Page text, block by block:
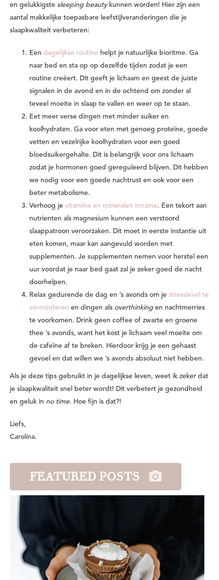
en gelukkigste sleeping beautykunnen worden! Hier zijn een
aantal makkelijke toepasbare leefstijlveranderingen die je
slaapkwaliteit verbeteren:
Een dagelijkse routine helpt je natuurlijke bioritme. Ga
naar bed en sta op op dezelfde tijden zodat je een
routine creëert. Dit geeft je lichaam en geest de juiste
signalen in de avond en in de ochtend om zonder al
teveel moeite in slaap te vallen en weer op te staan.
Eet meer verse dingen met minder suiker en
koolhydraten. Ga voor eten met genoeg proteïne, goede
vetten en vezelrijke koolhydraten voor een goed
bloedsuikergehalte. Dit is belangrijk voor ons lichaam
zodat je hormonen goed gereguleerd blijven. Dit hebben
we nodig voor een goede nachtrust en ook voor een
beter metabolisme.
Verhoog je vitamine en mineralen inname. Een tekort aan
nutrienten als magnesium kunnen een verstoord
slaappatroon veroorzaken. Dit moet in eerste instantie uit
eten komen, maar kan aangevuld worden met
supplementen. Je supplementen nemen voor herstel een
uur voordat je naar bed gaat zal je zeker goed de nacht
doorhelpen.
Relax gedurende de dag en ’s avonds om je stresslevel te
verminderen en dingen als overthinkingen nachtmerries
te voorkomen. Drink geen coffee of zwarte en groene
thee ’s avonds, want het kost je lichaam veel moeite om
de cafeïne af te breken. Hierdoor krijg je een gehaast
gevoel en dat willen we ’s avonds absoluut niet hebben.
Als je deze tips gebruikt in je dagelijkse leven, weet ik zeker dat
je slaapkwaliteit snel beter wordt! Dit verbetert je gezondheid
en geluk in no time. Hoe fijn is dat?!
Liefs,
Carolina.
FEATURED POSTS